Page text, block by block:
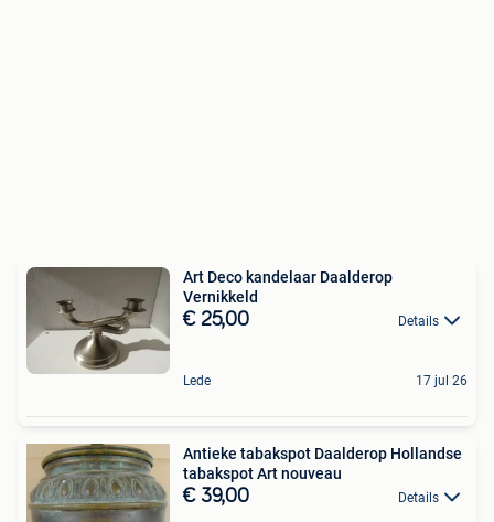
Art Deco kandelaar Daalderop
Vernikkeld
€ 25,00 Details
Lede 17 jul 26
Antieke tabakspot Daalderop Hollandse
tabakspot Art nouveau
€ 39,00 Details